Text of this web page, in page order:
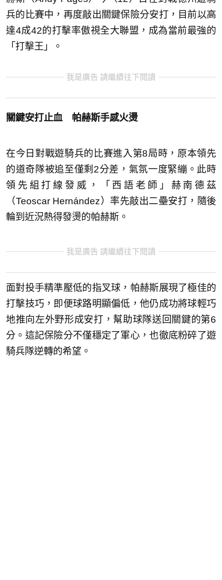
兵的比賽中，再度敲出關鍵保險分安打，目前以高
達4成42的打擊率傲視全大聯盟，成為當前最強的
「打擊王」。
我是廣告 請繼續往下閱讀
關鍵安打止血 帕赫斯手感火燙
在今日對戰遊騎兵的比賽進入第8局時，原本領先
的道奇隊被追至僅剩2分差，氣氛一度緊繃。此時
領先組打線發威，「西語老師」赫南德茲
（Teoscar Hernández）率先敲出二壘安打，隨後
輪到近況熱得發燙的帕赫斯。
我是廣告 請繼續往下閱讀
面對投手精準壓低的指叉球，帕赫斯展現了極佳的
打擊技巧，即便球路明顯偏低，他仍成功將球輕巧
地推向左外野形成安打，幫助球隊送回關鍵的第6
分。這記保險分不僅穩定了軍心，也徹底粉碎了遊
騎兵隊逆轉的希望。